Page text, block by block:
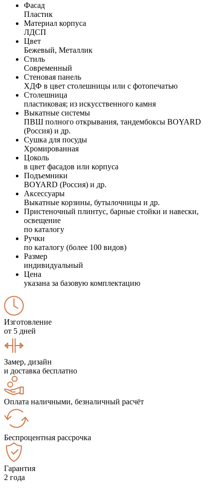
Фасад
Пластик
Материал корпуса
ЛДСП
Цвет
Бежевый, Металлик
Стиль
Современный
Стеновая панель
ХДФ в цвет столешницы или с фотопечатью
Столешница
пластиковая; из искусственного камня
Выкатные системы
ПВШ полного открывания, тандембоксы BOYARD
(Россия) и др.
Сушка для посуды
Хромированная
Цоколь
в цвет фасадов или корпуса
Подъемники
BOYARD (Россия) и др.
Аксессуары
Выкатные корзины, бутылочницы и др.
Пристеночный плинтус, барные стойки и навески,
освещение
по каталогу
Ручки
по каталогу (более 100 видов)
Размер
индивидуальный
Цена
указана за базовую комплектацию
Изготовление
от 5 дней
Замер, дизайн
и доставка бесплатно
Оплата наличными, безналичный расчёт
Беспроцентная рассрочка
Гарантия
2 года